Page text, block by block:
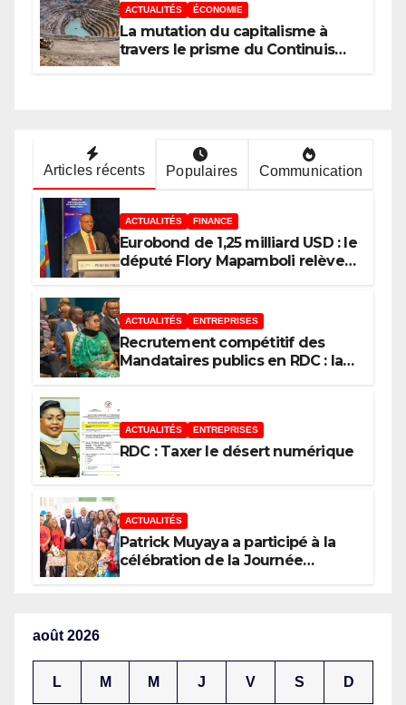
et l’Union Nationale des
Caméramans du Congo
ACTUALITÉS ÉCONOMIE
La mutation du capitalisme à
travers le prisme du Continuisme
Articles récents Populaires Communication
ACTUALITÉS FINANCE
Eurobond de 1,25 milliard USD : le
député Flory Mapamboli relève 4
ACTUALITÉS ENTREPRISES
Recrutement compétitif des
Mandataires publics en RDC : la
ACTUALITÉS ENTREPRISES
RDC : Taxer le désert numérique
ACTUALITÉS
Patrick Muyaya a participé à la
célébration de la Journée
août 2026
L M M J V S D